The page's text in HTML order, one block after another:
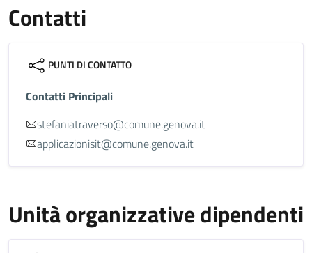
Contatti
PUNTI DI CONTATTO
Contatti Principali
stefaniatraverso@comune.genova.it
applicazionisit@comune.genova.it
Unità organizzative dipendenti